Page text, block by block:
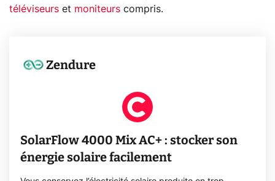
téléviseurs et moniteurs compris.
Zendure
SolarFlow 4000 Mix AC+ : stocker son
énergie solaire facilement